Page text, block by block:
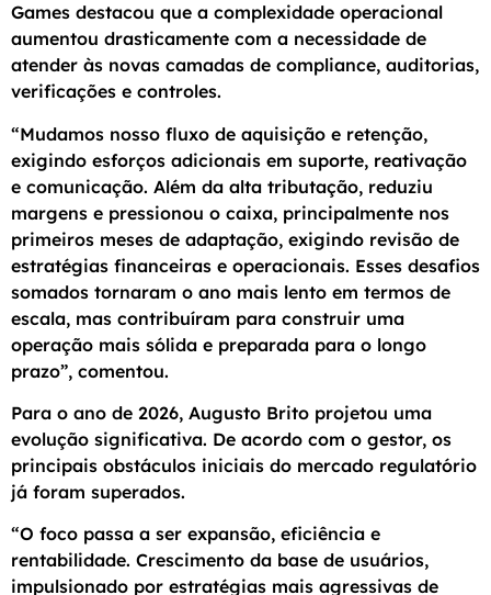
Games destacou que a complexidade operacional
aumentou drasticamente com a necessidade de
atender às novas camadas de compliance, auditorias,
verificações e controles.
“Mudamos nosso fluxo de aquisição e retenção,
exigindo esforços adicionais em suporte, reativação
e comunicação. Além da alta tributação, reduziu
margens e pressionou o caixa, principalmente nos
primeiros meses de adaptação, exigindo revisão de
estratégias financeiras e operacionais. Esses desafios
somados tornaram o ano mais lento em termos de
escala, mas contribuíram para construir uma
operação mais sólida e preparada para o longo
prazo”, comentou.
Para o ano de 2026, Augusto Brito projetou uma
evolução significativa. De acordo com o gestor, os
principais obstáculos iniciais do mercado regulatório
já foram superados.
“O foco passa a ser expansão, eficiência e
rentabilidade. Crescimento da base de usuários,
impulsionado por estratégias mais agressivas de